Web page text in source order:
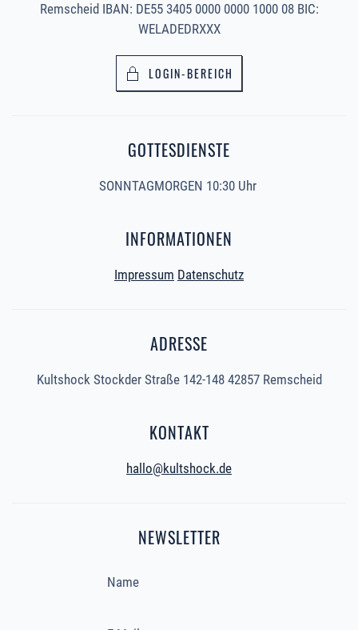
Remscheid IBAN: DE55 3405 0000 0000 1000 08 BIC:
WELADEDRXXX
LOGIN-BEREICH
GOTTESDIENSTE
SONNTAGMORGEN 10:30 Uhr
INFORMATIONEN
Impressum Datenschutz
ADRESSE
Kultshock Stockder Straße 142-148 42857 Remscheid
KONTAKT
hallo@kultshock.de
NEWSLETTER